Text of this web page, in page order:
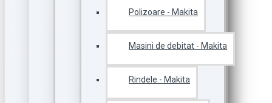
Polizoare - Makita
Masini de debitat - Makita
Rindele - Makita